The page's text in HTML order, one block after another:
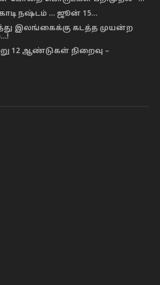
கோடி நஷ்டம் … ஜூன் 15…
இலங்கைக்கு கடத்த முயன்ற
12 ஆண்டுகள் நிறைவு –